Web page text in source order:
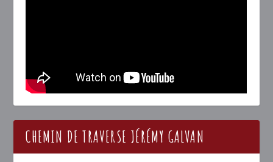
CHEMIN DE TRAVERSE JÉRÉMY GALVAN